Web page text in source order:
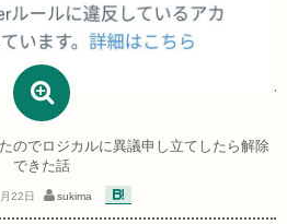
のでロジカルに異議申し立てしたら解除
できた話
22日 sukima